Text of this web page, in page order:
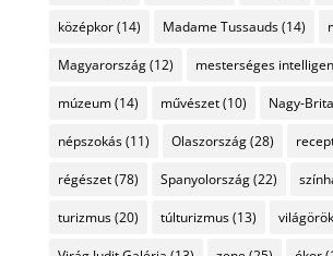
középkor(14) Madame Tussauds(14)
Magyarország(12) mesterséges
múzeum(14) művészet(10) Nagy-
népszokás(11) Olaszország(28)
régészet(78) Spanyolország(22)
turizmus(20) túlturizmus(13)